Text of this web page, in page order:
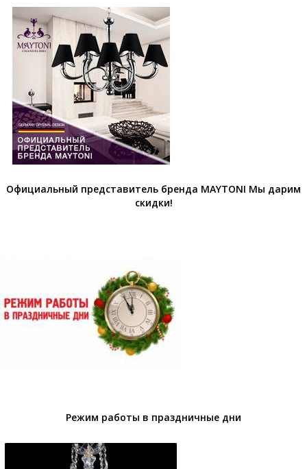
Официальный представитель бренда MAYTONI Мы дарим
скидки!
Режим работы в праздничные дни